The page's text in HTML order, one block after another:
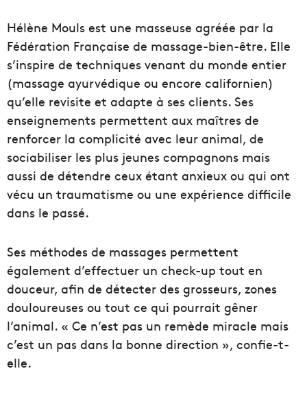
Hélène Mouls est une masseuse agréée par la
Fédération Française de massage-bien-être. Elle
s’inspire de techniques venant du monde entier
(massage ayurvédique ou encore californien)
qu’elle revisite et adapte à ses clients. Ses
enseignements permettent aux maîtres de
renforcer la complicité avec leur animal, de
sociabiliser les plus jeunes compagnons mais
aussi de détendre ceux étant anxieux ou qui ont
vécu un traumatisme ou une expérience difficile
dans le passé.
Ses méthodes de massages permettent
également d’effectuer un check-up tout en
douceur, afin de détecter des grosseurs, zones
douloureuses ou tout ce qui pourrait gêner
l’animal. « Ce n’est pas un remède miracle mais
c’est un pas dans la bonne direction », confie-t-
elle.